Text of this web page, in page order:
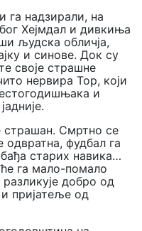
га надзирали, на
Хејмдал и дивкиња
људска обличја,
и синове. Док су
своје страшне
нервира Тор, који
и
страшан. Смртно се
одвратна, фудбал га
старих навика…
га мало-помало
добро од
пријатеље од